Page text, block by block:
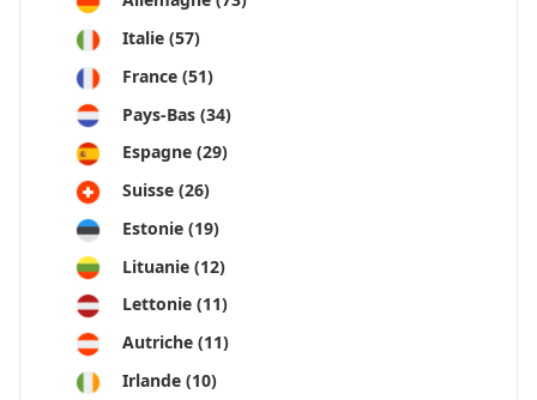
Italie (57)
France (51)
Pays-Bas (34)
Espagne (29)
Suisse (26)
Estonie (19)
Lituanie (12)
Lettonie (11)
Autriche (11)
Irlande (10)